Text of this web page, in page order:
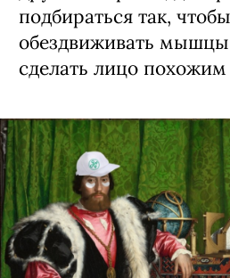
подбираться так,
обездвиживать
сделать лицо похожим